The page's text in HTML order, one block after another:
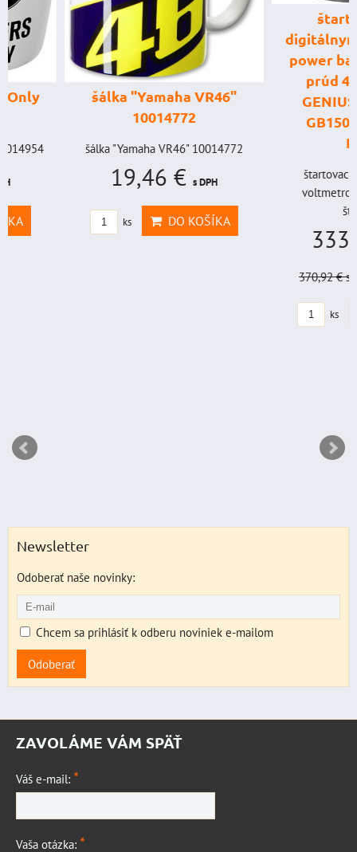
šálka "Yamaha VR46"
10014772
šálka "Yamaha VR46" 10014772
19,46 €s DPH
DO KOŠÍKA
štartovací
digitálnym
power banka,
prúd 4000 A,
GENIUS BOOST
GB150 (NOCO
štartovací box s
voltmetrom + power
štartovací...
333,83 €
s DPH Zľava
DO
Newsletter
Odoberať naše novinky:
Chcem sa prihlásiť k odberu noviniek e-mailom
Odoberať
ZAVOLÁME VÁM SPÄŤ
Váš e-mail: *
Vaša otázka: *